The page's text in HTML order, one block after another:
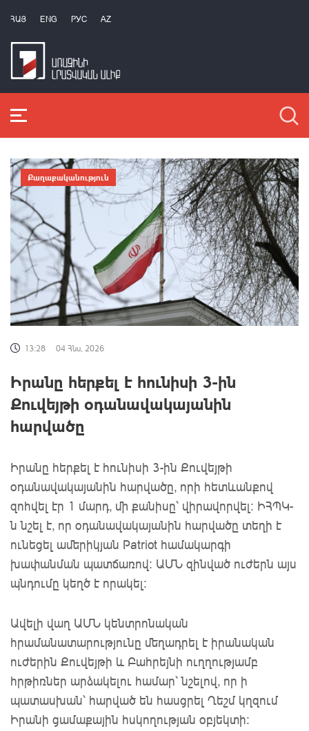
ՀԱՅ ENG РУС AZ
Քաղաքականություն
13:28 04 Հնս, 2026
Իրանը հերքել է հունիսի 3-ին
Քուվեյթի օդանավակայանին
հարվածը
Իրանը հերքել է հունիսի 3-ին Քուվեյթի
օդանավակայանին հարվածը, որի հետևանքով
զոհվել էր 1 մարդ, մի քանիսը՝ վիրավորվել: ԻՀՊԿ-
ն նշել է, որ օդանավակայանին հարվածը տեղի է
ունեցել ամերիկյան Patriot համակարգի
խափանման պատճառով: ԱՄՆ զինված ուժերն այս
պնդումը կեղծ է որակել:
Ավելի վաղ ԱՄՆ կենտրոնական
հրամանատարությունը մեղադրել է իրանական
ուժերին Քուվեյթի և Բահրեյնի ուղղությամբ
հրթիռներ արձակելու համար՝ նշելով, որ ի
պատասխան՝ հարված են հասցրել Ղեշմ կղզում
Իրանի ցամաքային հսկողության օբյեկտի։